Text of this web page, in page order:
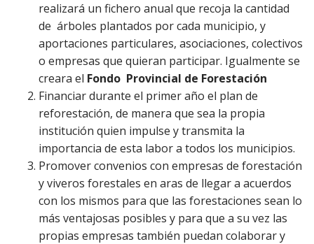
realizará un fichero anual que recoja la cantidad
de árboles plantados por cada municipio, y
aportaciones particulares, asociaciones, colectivos
o empresas que quieran participar. Igualmente se
creara el Fondo Provincial de Forestación
Financiar durante el primer año el plan de
reforestación, de manera que sea la propia
institución quien impulse y transmita la
importancia de esta labor a todos los municipios.
Promover convenios con empresas de forestación
y viveros forestales en aras de llegar a acuerdos
con los mismos para que las forestaciones sean lo
más ventajosas posibles y para que a su vez las
propias empresas también puedan colaborar y